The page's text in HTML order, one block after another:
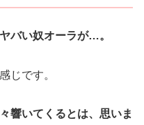
バい奴オーラが…。
じです。
響いてくるとは、思いま